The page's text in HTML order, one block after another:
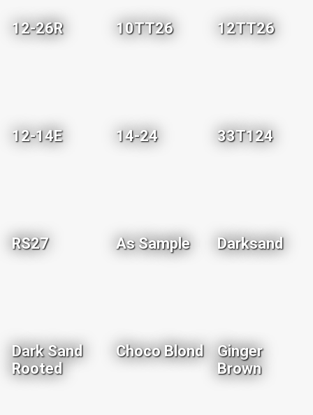
12-26R 10TT26 12TT26
12-14E 14-24 33T124
RS27 As Sample Darksand
Dark Sand
Rooted
Choco Blond
Ginger
Brown